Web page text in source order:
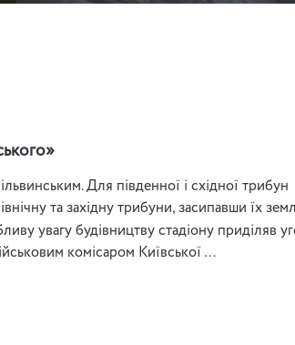
Для південної і східної трибун
та західну трибуни, засипавши їх
увагу будівництву стадіону приділяв
комісаром Київської …